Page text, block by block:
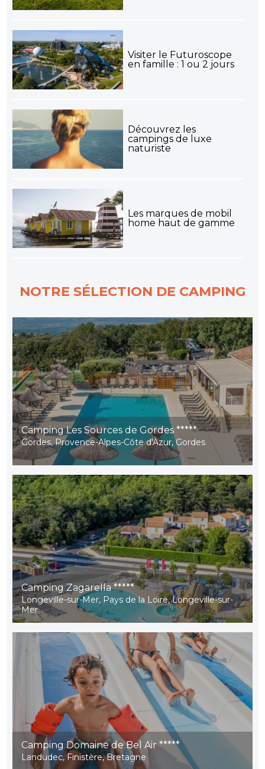
Visiter le Futuroscope
en famille : 1 ou 2 jours
Découvrez les
campings de luxe
naturiste
Les marques de mobil
home haut de gamme
NOTRE SÉLECTION DE CAMPING
Camping Les Sources de Gordes *****
Gordes, Provence-Alpes-Côte d'Azur, Gordes
Camping Zagarella *****
Longeville-sur-Mer, Pays de la Loire, Longeville-sur-
Mer
Camping Domaine de Bel Air *****
Landudec, Finistère, Bretagne